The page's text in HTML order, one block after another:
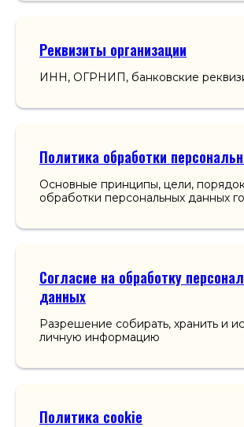
Реквизиты организации
ИНН, ОГРНИП, банковские
Политика обработки
О сновные принципы, цели,
обработки персональных данных
Согласие на обработку
данных
Разрешение собирать, хранить и
личную информацию
Политика cookie